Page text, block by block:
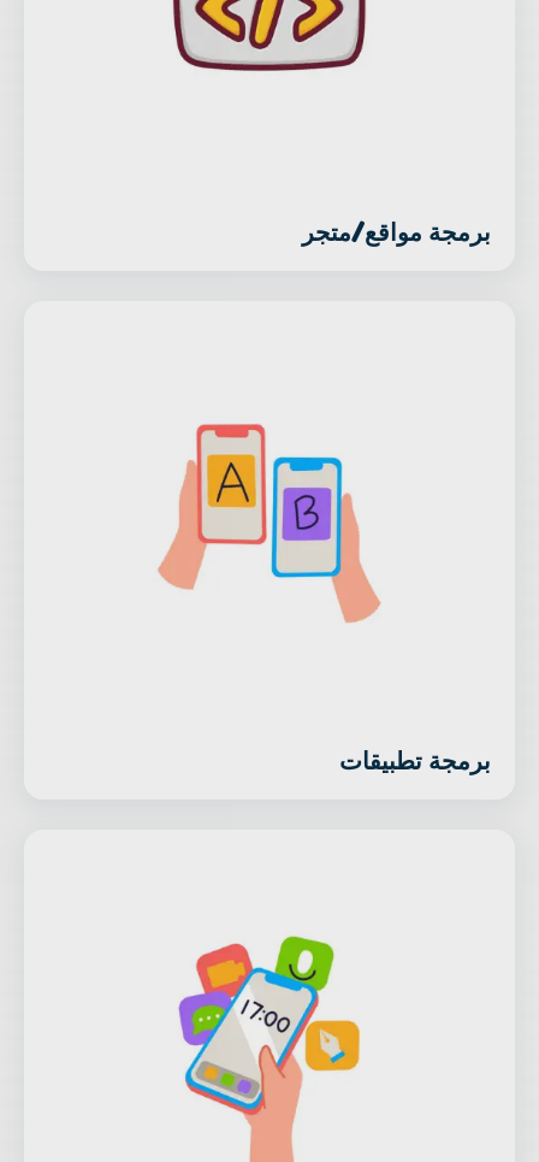
برمجة مواقع/متجر
برمجة تطبيقات